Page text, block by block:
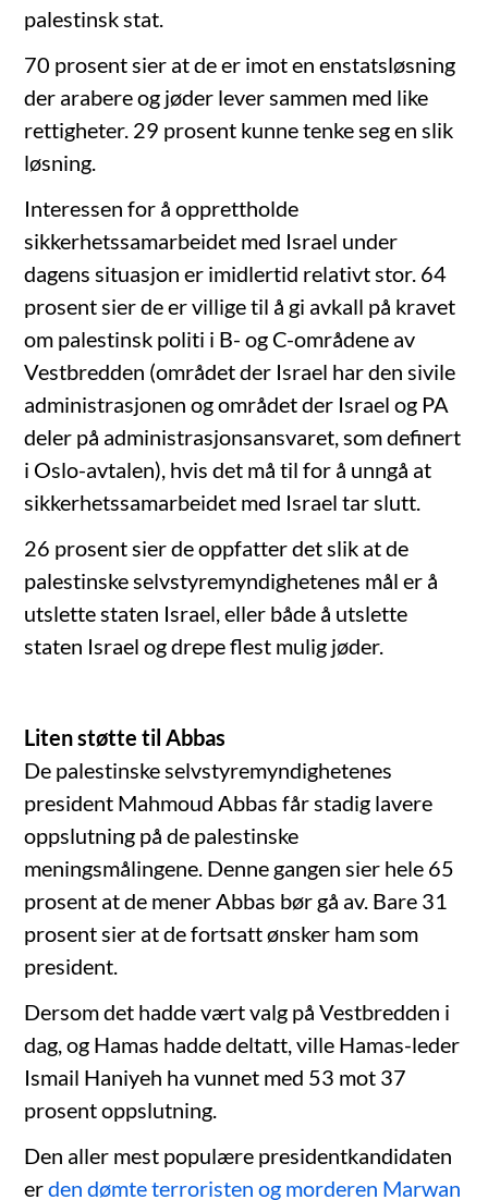
palestinsk stat.
70 prosent sier at de er imot en enstatsløsning
der arabere og jøder lever sammen med like
rettigheter. 29 prosent kunne tenke seg en slik
løsning.
Interessen for å opprettholde
sikkerhetssamarbeidet med Israel under
dagens situasjon er imidlertid relativt stor. 64
prosent sier de er villige til å gi avkall på kravet
om palestinsk politi i B- og C-områdene av
Vestbredden (området der Israel har den sivile
administrasjonen og området der Israel og PA
deler på administrasjonsansvaret, som definert
i Oslo-avtalen), hvis det må til for å unngå at
sikkerhetssamarbeidet med Israel tar slutt.
26 prosent sier de oppfatter det slik at de
palestinske selvstyremyndighetenes mål er å
utslette staten Israel, eller både å utslette
staten Israel og drepe flest mulig jøder.
Liten støtte til Abbas
De palestinske selvstyremyndighetenes
president Mahmoud Abbas får stadig lavere
oppslutning på de palestinske
meningsmålingene. Denne gangen sier hele 65
prosent at de mener Abbas bør gå av. Bare 31
prosent sier at de fortsatt ønsker ham som
president.
Dersom det hadde vært valg på Vestbredden i
dag, og Hamas hadde deltatt, ville Hamas-leder
Ismail Haniyeh ha vunnet med 53 mot 37
prosent oppslutning.
Den aller mest populære presidentkandidaten
erden dømte terroristen og morderen Marwan